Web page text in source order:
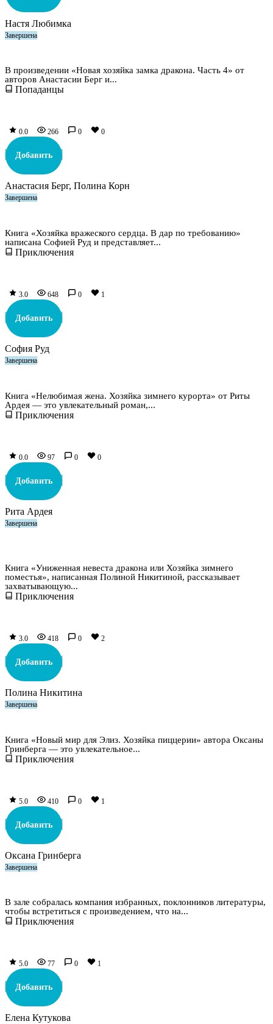
Настя Любимка
Завершена
В произведении «Новая хозяйка замка дракона. Часть 4» от
авторов Анастасии Берг и...
Попаданцы
0.0 266 0 0
Добавить
Анастасия Берг, Полина Корн
Завершена
Книга «Хозяйка вражеского сердца. В дар по требованию»
написана Софией Руд и представляет...
Приключения
3.0 648 0 1
Добавить
София Руд
Завершена
Книга «Нелюбимая жена. Хозяйка зимнего курорта» от Риты
Ардея — это увлекательный роман,...
Приключения
0.0 97 0 0
Добавить
Рита Ардея
Завершена
Книга «Униженная невеста дракона или Хозяйка зимнего
поместья», написанная Полиной Никитиной, рассказывает
захватывающую...
Приключения
3.0 418 0 2
Добавить
Полина Никитина
Завершена
Книга «Новый мир для Элиз. Хозяйка пиццерии» автора Оксаны
Гринберга — это увлекательное...
Приключения
5.0 410 0 1
Добавить
Оксана Гринберга
Завершена
В зале собралась компания избранных, поклонников литературы,
чтобы встретиться с произведением, что на...
Приключения
5.0 77 0 1
Добавить
Елена Кутукова